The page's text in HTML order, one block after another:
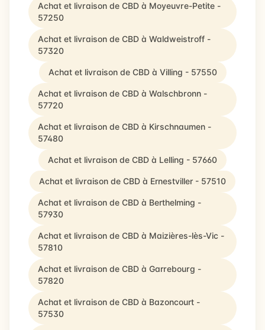
Achat et livraison de CBD à Moyeuvre-Petite -
57250
Achat et livraison de CBD à Waldweistroff -
57320
Achat et livraison de CBD à Villing - 57550
Achat et livraison de CBD à Walschbronn -
57720
Achat et livraison de CBD à Kirschnaumen -
57480
Achat et livraison de CBD à Lelling - 57660
Achat et livraison de CBD à Ernestviller - 57510
Achat et livraison de CBD à Berthelming -
57930
Achat et livraison de CBD à Maizières-lès-Vic -
57810
Achat et livraison de CBD à Garrebourg -
57820
Achat et livraison de CBD à Bazoncourt -
57530